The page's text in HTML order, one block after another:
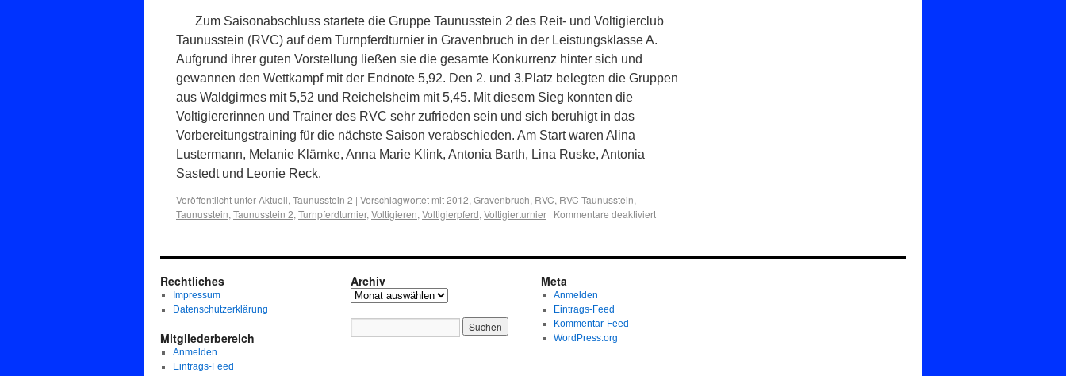
Zum Saisonabschluss startete die Gruppe Taunusstein 2 des Reit- und Voltigierclub
Taunusstein (RVC) auf dem Turnpferdturnier in Gravenbruch in der Leistungsklasse A.
Aufgrund ihrer guten Vorstellung ließen sie die gesamte Konkurrenz hinter sich und
gewannen den Wettkampf mit der Endnote 5,92. Den 2. und 3.Platz belegten die Gruppen
aus Waldgirmes mit 5,52 und Reichelsheim mit 5,45. Mit diesem Sieg konnten die
Voltigiererinnen und Trainer des RVC sehr zufrieden sein und sich beruhigt in das
Vorbereitungstraining für die nächste Saison verabschieden. Am Start waren Alina
Lustermann, Melanie Klämke, Anna Marie Klink, Antonia Barth, Lina Ruske, Antonia
Sastedt und Leonie Reck.
Veröffentlicht unterAktuell, Taunusstein 2 | Verschlagwortet mit2012, Gravenbruch, RVC, RVC Taunusstein,
Taunusstein, Taunusstein 2, Turnpferdturnier, Voltigieren, Voltigierpferd, Voltigierturnier | Kommentare deaktiviert
Rechtliches
Impressum
Datenschutzerklärung
Mitgliederbereich
Anmelden
Eintrags-Feed
Archiv Meta
Anmelden
Eintrags-Feed
Kommentar-Feed
WordPress.org